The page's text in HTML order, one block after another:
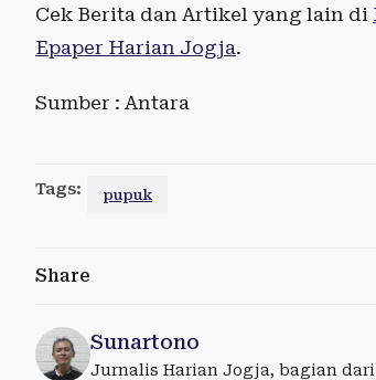
Cek Berita dan Artikel yang lain di
Epaper Harian Jogja.
Sumber : Antara
Tags: pupuk
Share
Sunartono
Jurnalis Harian Jogja, bagian